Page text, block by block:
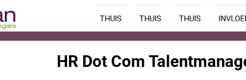
THUIS THUIS THUIS
< Back
HR Dot Com